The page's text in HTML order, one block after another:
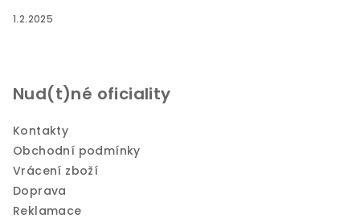
1.2.2025
Nud(t)né oficiality
Kontakty
Obchodní podmínky
Vrácení zboží
Doprava
Reklamace